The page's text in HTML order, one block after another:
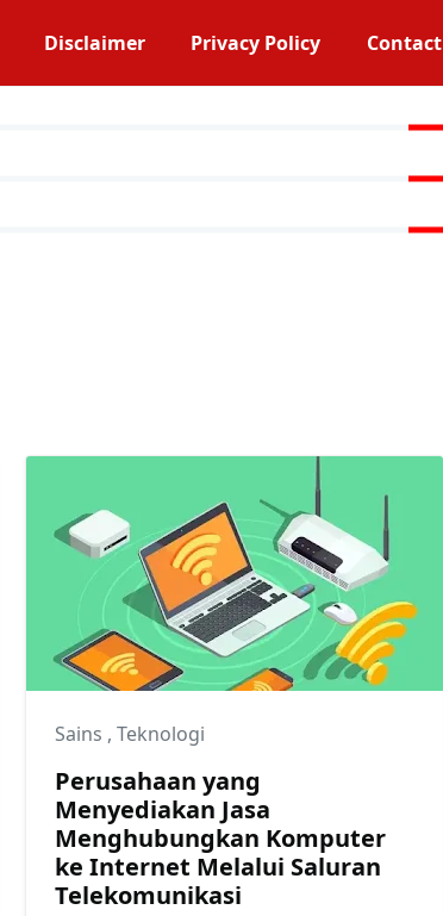
Disclaimer Privacy Policy Contact
Sains , Teknologi
Perusahaan yang
Menyediakan Jasa
Menghubungkan Komputer
ke Internet Melalui Saluran
Telekomunikasi